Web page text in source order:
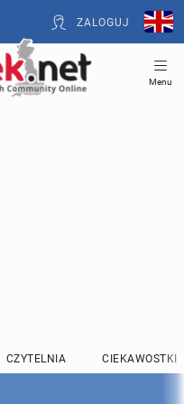
ZALOGUJ
Menu
CZYTELNIA CIEKAWOSTKI